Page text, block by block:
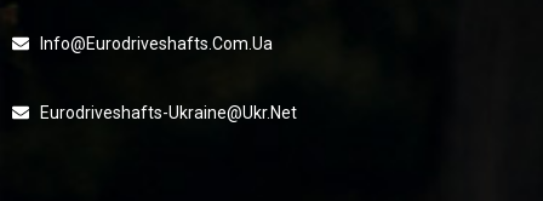
Info@eurodriveshafts.com.ua
Eurodriveshafts-Ukraine@ukr.net